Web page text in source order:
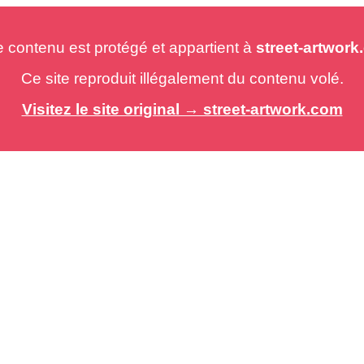
est protégé et appartient à street-
Ce site reproduit illégalement du contenu volé.
Visitez le site original → street-artwork.com